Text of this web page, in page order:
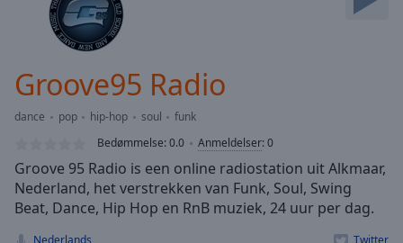
Current
Time 0:00
Duration -:-
0.00%
Stream
TypeLIVE
Groove95 Radio
dance pop hip-hop soul
funk
Bedømmelse:0.0 Anmeldelser:0
Groove 95 Radio is een online radiostation uit Alkmaar,
Nederland, het verstrekken van Funk, Soul, Swing
Beat, Dance, Hip Hop en RnB muziek, 24 uur per dag.
Nederlands